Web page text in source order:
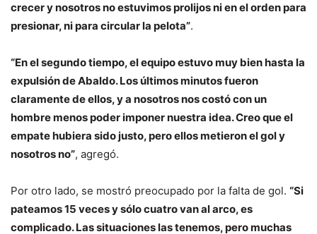
crecer y nosotros no estuvimos prolijos ni en el orden para
presionar, ni para circular la pelota”.
“En el segundo tiempo, el equipo estuvo muy bien hasta la
expulsión de Abaldo. Los últimos minutos fueron
claramente de ellos, y a nosotros nos costó con un
hombre menos poder imponer nuestra idea. Creo que el
empate hubiera sido justo, pero ellos metieron el gol y
nosotros no”, agregó.
Por otro lado, se mostró preocupado por la falta de gol. “Si
pateamos 15 veces y sólo cuatro van al arco, es
complicado. Las situaciones las tenemos, pero muchas